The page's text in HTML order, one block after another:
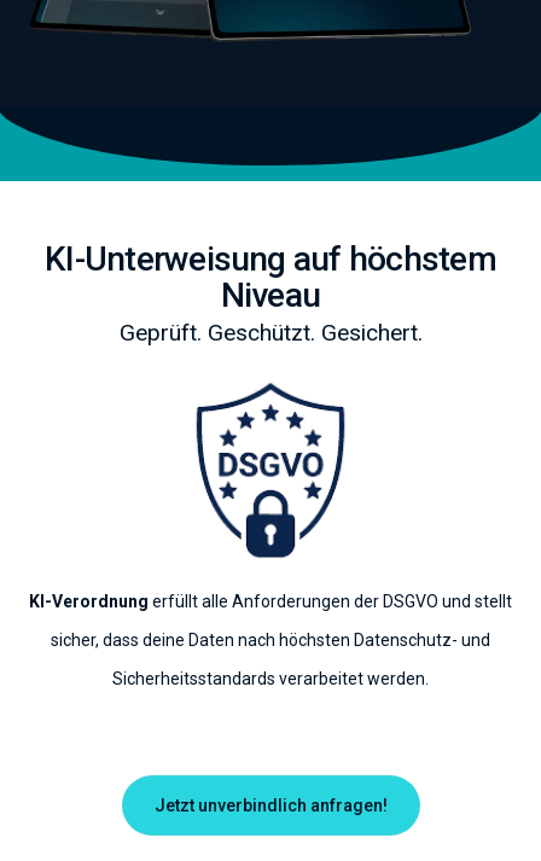
KI-Unterweisung auf höchstem
Niveau
Geprüft. Geschützt. Gesichert.
KI-Verordnung erfüllt alle Anforderungen der DSGVO und stellt
sicher, dass deine Daten nach höchsten Datenschutz- und
Sicherheitsstandards verarbeitet werden.
Jetzt unverbindlich anfragen!